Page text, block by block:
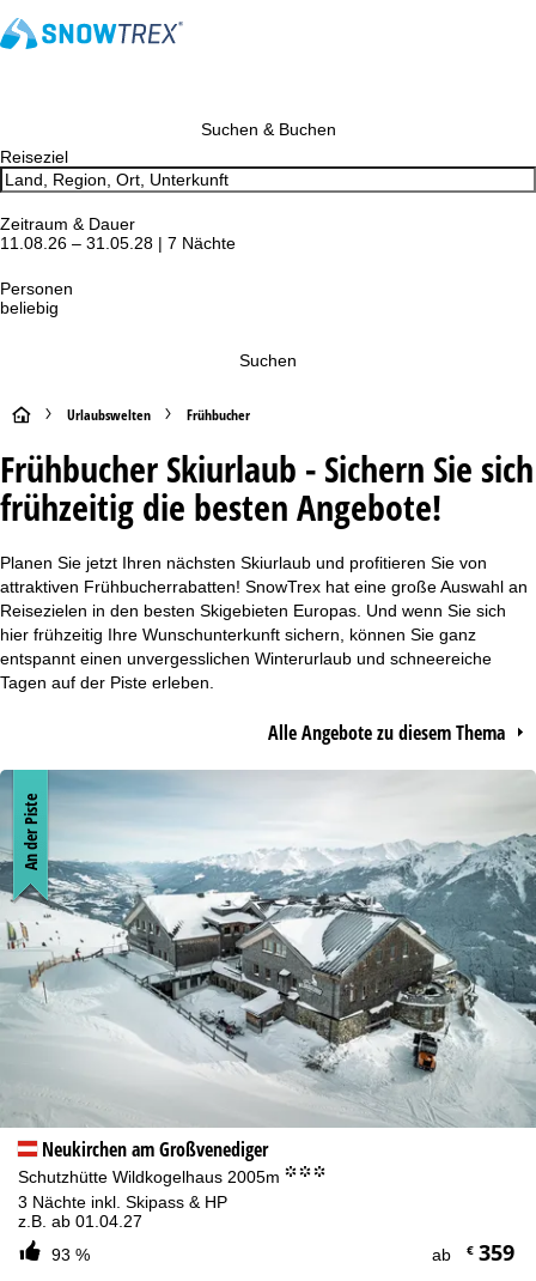
Suchen & Buchen
Reiseziel
Zeitraum & Dauer
11.08.26 – 31.05.28 | 7 Nächte
Personen
beliebig
Suchen
S
t
a
r
t
s
t
e
Urlaubswelten Frühbucher
Frühbucher Skiurlaub - Sichern Sie sich
frühzeitig die besten Angebote!
Planen Sie jetzt Ihren nächsten Skiurlaub und profitieren Sie von
attraktiven Frühbucherrabatten! SnowTrex hat eine große Auswahl an
Reisezielen in den besten Skigebieten Europas. Und wenn Sie sich
hier frühzeitig Ihre Wunschunterkunft sichern, können Sie ganz
entspannt einen unvergesslichen Winterurlaub und schneereiche
Tagen auf der Piste erleben.
Alle Angebote zu diesem Thema
Neukirchen am Großvenediger
Schutzhütte Wildkogelhaus 2005m °°°
3 Nächte inkl. Skipass & HP
z.B. ab 01.04.27
93 %
ab €359
An der Piste